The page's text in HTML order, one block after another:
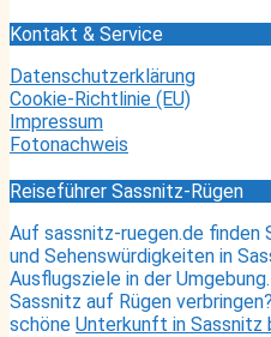
Kontakt & Service
Datenschutzerklärung
Cookie-Richtlinie (EU)
Impressum
Fotonachweis
Reiseführer Sassnitz-Rügen
Auf sassnitz-ruegen.de
und Sehenswürdigkeiten in
Ausflugsziele in der
Sassnitz auf Rügen
schöne Unterkunft in Sassnitz